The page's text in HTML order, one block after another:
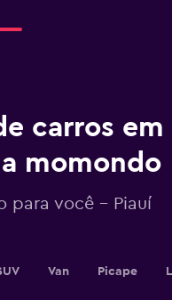
carros em
momondo
para você – Piauí
Van Picape